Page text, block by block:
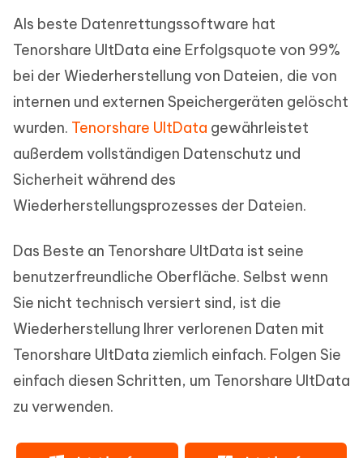
Als beste Datenrettungssoftware hat
Tenorshare UltData eine Erfolgsquote von 99%
bei der Wiederherstellung von Dateien, die von
internen und externen Speichergeräten gelöscht
wurden. Tenorshare UltData gewährleistet
außerdem vollständigen Datenschutz und
Sicherheit während des
Wiederherstellungsprozesses der Dateien.
Das Beste an Tenorshare UltData ist seine
benutzerfreundliche Oberfläche. Selbst wenn
Sie nicht technisch versiert sind, ist die
Wiederherstellung Ihrer verlorenen Daten mit
Tenorshare UltData ziemlich einfach. Folgen Sie
einfach diesen Schritten, um Tenorshare UltData
zu verwenden.